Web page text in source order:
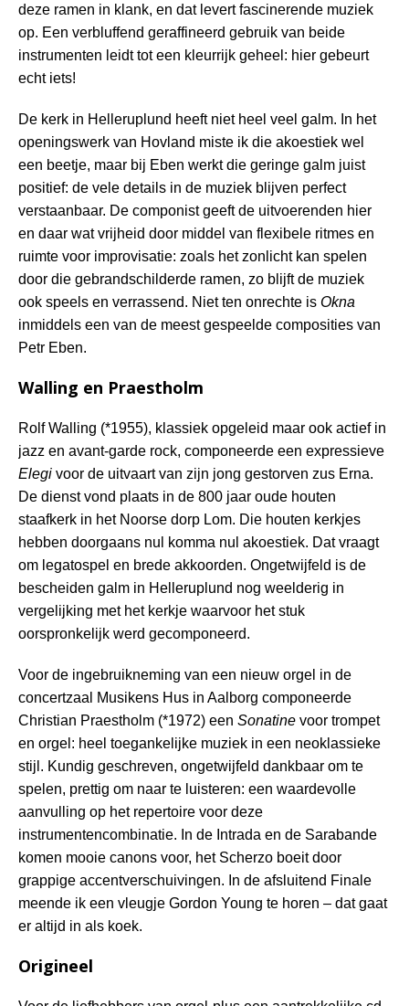
deze ramen in klank, en dat levert fascinerende muziek
op. Een verbluffend geraffineerd gebruik van beide
instrumenten leidt tot een kleurrijk geheel: hier gebeurt
echt iets!
De kerk in Helleruplund heeft niet heel veel galm. In het
openingswerk van Hovland miste ik die akoestiek wel
een beetje, maar bij Eben werkt die geringe galm juist
positief: de vele details in de muziek blijven perfect
verstaanbaar. De componist geeft de uitvoerenden hier
en daar wat vrijheid door middel van flexibele ritmes en
ruimte voor improvisatie: zoals het zonlicht kan spelen
door die gebrandschilderde ramen, zo blijft de muziek
ook speels en verrassend. Niet ten onrechte is Okna
inmiddels een van de meest gespeelde composities van
Petr Eben.
Walling en Praestholm
Rolf Walling (*1955), klassiek opgeleid maar ook actief in
jazz en avant-garde rock, componeerde een expressieve
Elegi voor de uitvaart van zijn jong gestorven zus Erna.
De dienst vond plaats in de 800 jaar oude houten
staafkerk in het Noorse dorp Lom. Die houten kerkjes
hebben doorgaans nul komma nul akoestiek. Dat vraagt
om legatospel en brede akkoorden. Ongetwijfeld is de
bescheiden galm in Helleruplund nog weelderig in
vergelijking met het kerkje waarvoor het stuk
oorspronkelijk werd gecomponeerd.
Voor de ingebruikneming van een nieuw orgel in de
concertzaal Musikens Hus in Aalborg componeerde
Christian Praestholm (*1972) een Sonatine voor trompet
en orgel: heel toegankelijke muziek in een neoklassieke
stijl. Kundig geschreven, ongetwijfeld dankbaar om te
spelen, prettig om naar te luisteren: een waardevolle
aanvulling op het repertoire voor deze
instrumentencombinatie. In de Intrada en de Sarabande
komen mooie canons voor, het Scherzo boeit door
grappige accentverschuivingen. In de afsluitend Finale
meende ik een vleugje Gordon Young te horen – dat gaat
er altijd in als koek.
Origineel